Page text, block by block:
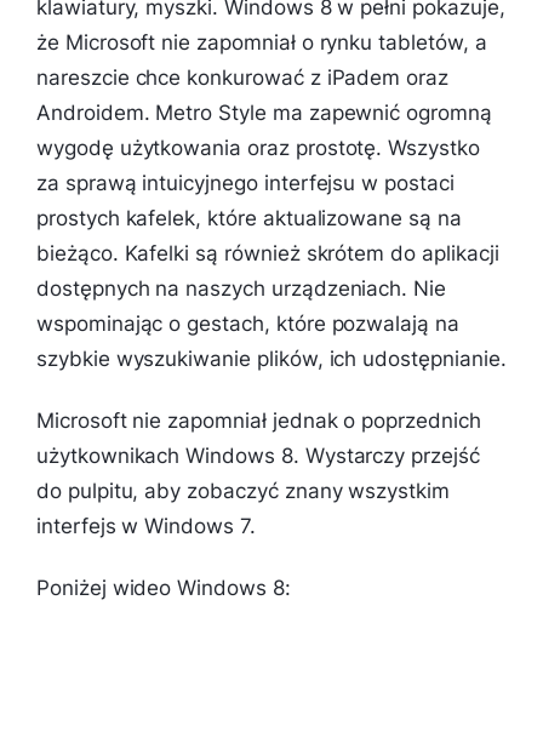
klawiatury, myszki. Windows 8 w pełni pokazuje,
że Microsoft nie zapomniał o rynku tabletów, a
nareszcie chce konkurować z iPadem oraz
Androidem. Metro Style ma zapewnić ogromną
wygodę użytkowania oraz prostotę. Wszystko
za sprawą intuicyjnego interfejsu w postaci
prostych kafelek, które aktualizowane są na
bieżąco. Kafelki są również skrótem do aplikacji
dostępnych na naszych urządzeniach. Nie
wspominając o gestach, które pozwalają na
szybkie wyszukiwanie plików, ich udostępnianie.
Microsoft nie zapomniał jednak o poprzednich
użytkownikach Windows 8. Wystarczy przejść
do pulpitu, aby zobaczyć znany wszystkim
interfejs w Windows 7.
Poniżej wideo Windows 8: